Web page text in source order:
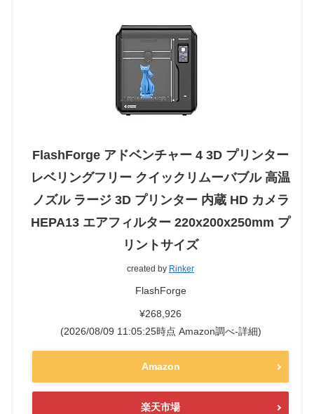
FlashForge アドベンチャー 4 3D プリンター
レベリングフリー クイックリムーバブル 高温
ノズル ラージ 3D プリンター 内蔵 HD カメラ
HEPA13 エアフィルター 220x200x250mm プ
リントサイズ
created by Rinker
FlashForge
¥268,926
(2026/08/09 11:05:25時点 Amazon調べ-詳細)
Amazon
楽天市場